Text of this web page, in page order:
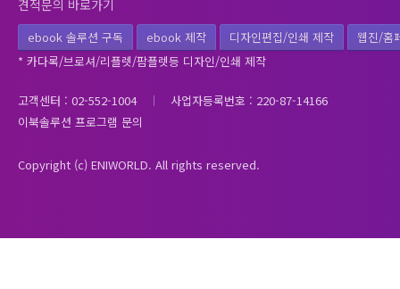
견적문의 바로가기
ebook 솔루션 구독 ebook 제작 디자인편집/인쇄 제작
웹진/홈
* 카다록/브로셔/리플렛/팜플렛등 디자인/인쇄 제작
고객센터 : 02-552-1004
사업자등록번호 : 220-87-14166
이북솔루션 프로그램 문의
Copyright (c) ENIWORLD. All rights reserved.